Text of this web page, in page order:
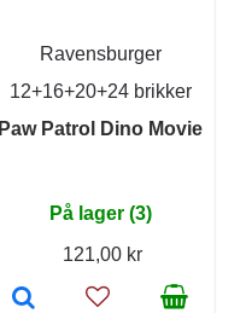
Ravensburger
12+16+20+24 brikker
Paw Patrol Dino Movie
På lager (3)
121,00 kr